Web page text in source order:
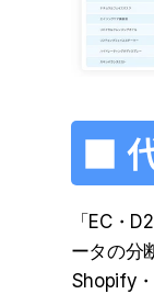
■
「EC・
ータの分
Shopify